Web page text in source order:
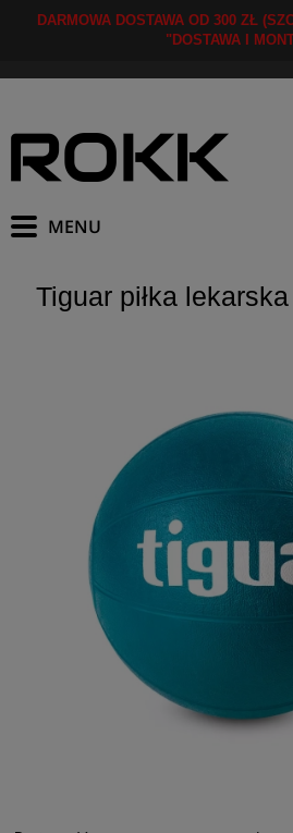
DARMOWA DOSTAWA OD 300 ZŁ
"DOSTAWA I
Tiguar piłka